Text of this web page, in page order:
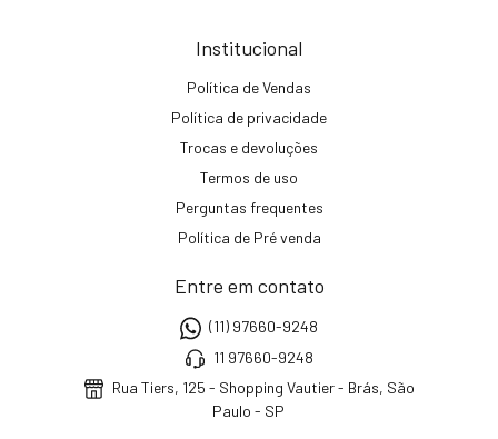
Institucional
Política de Vendas
Política de privacidade
Trocas e devoluções
Termos de uso
Perguntas frequentes
Política de Pré venda
Entre em contato
(11) 97660-9248
11 97660-9248
Rua Tiers, 125 - Shopping Vautier - Brás, São
Paulo - SP